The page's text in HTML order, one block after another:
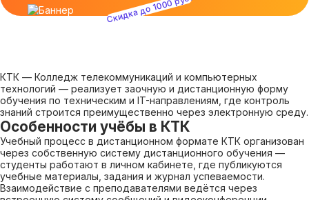
Скидка до 1000 руб!
КТК — Колледж телекоммуникаций и компьютерных
технологий — реализует заочную и дистанционную форму
обучения по техническим и IT-направлениям, где контроль
знаний строится преимущественно через электронную среду.
Особенности учёбы в КТК
Учебный процесс в дистанционном формате КТК организован
через собственную систему дистанционного обучения —
студенты работают в личном кабинете, где публикуются
учебные материалы, задания и журнал успеваемости.
Взаимодействие с преподавателями ведётся через